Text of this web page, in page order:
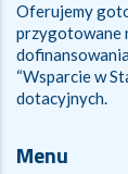
Oferujemy
przygotowane
“Wsparcie w
dotacyjnych.
Menu